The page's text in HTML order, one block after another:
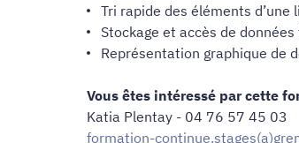
Tri rapide des éléments d’une
Stockage et accès de données
Représentation graphique de
Vous êtes intéressé par cette
Katia Plentay - 04 76 57 45 03
formation-